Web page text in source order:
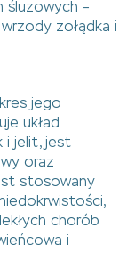
śluzowych –
żołądka i
jego
układ
i jelit, jest
oraz
stosowany
chorób
i